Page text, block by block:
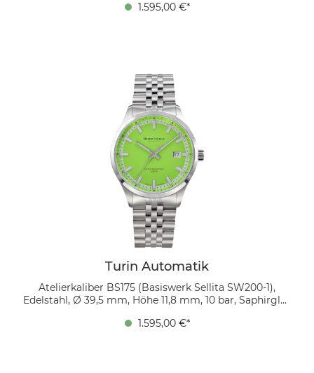
mit massiven Gliedern, Faltschließe mit
Atelierkaliber BS 175, besticht durch Perlage auf der
Grundplatine, den Automatikbrücken und dem
Unruhkloben. Ein eigens entwickelter Rotor sowie
thermisch gebläute Schrauben runden das
anspruchsvolle Uhrwerk ab. Das matte, aufgeräumte
Zifferblatt in hellem Beige, respektive Offwhite,
verleiht der Turin Automatik eine zeitlose Ästhetik und
verbesserte Lesbarkeit. Dank eines verschraubten
Bodens und einer verschraubten Krone ist die Uhr bis
zu 10 BAR wasserdicht.
1.595,00 €*
Turin Automatik
Atelierkaliber BS175 (Basiswerk Sellita SW200-1),
Edelstahl, Ø 39,5 mm, Höhe 11,8 mm, 10 bar, Saphirglas
mit massiven Gliedern, Faltschließe mit
1.595,00 €*